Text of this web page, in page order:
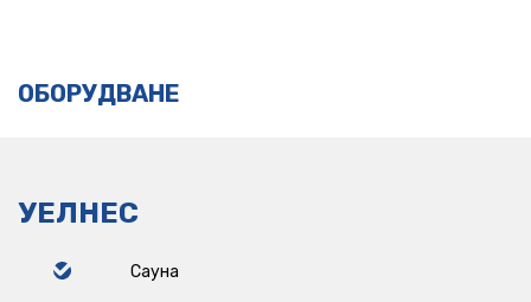
ОБОРУДВАНЕ
УЕЛНЕС
Сауна